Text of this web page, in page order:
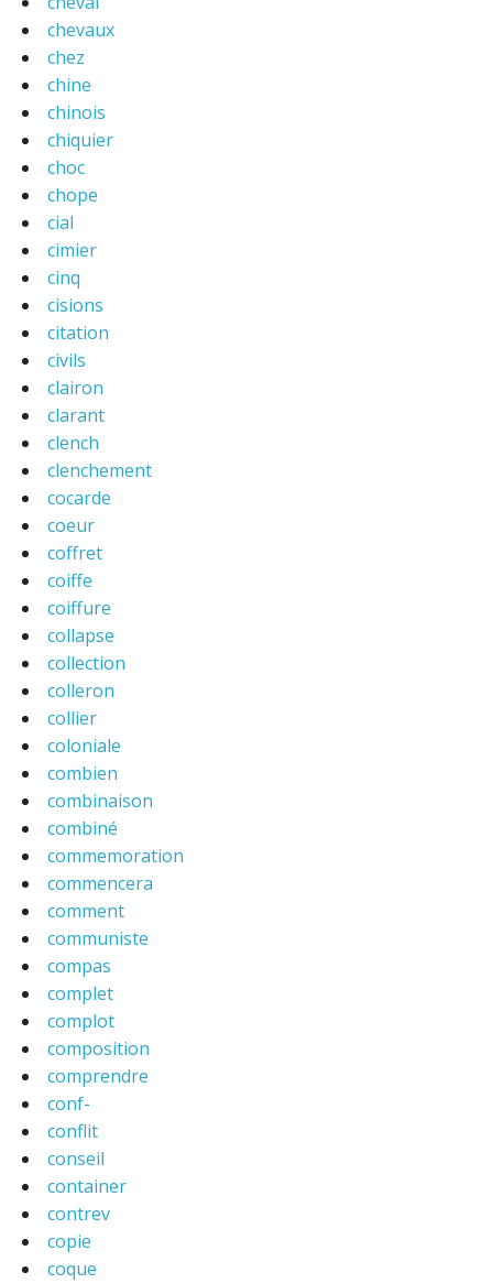
chevaux
chez
chine
chinois
chiquier
choc
chope
cial
cimier
cinq
cisions
citation
civils
clairon
clarant
clench
clenchement
cocarde
coeur
coffret
coiffe
coiffure
collapse
collection
colleron
collier
coloniale
combien
combinaison
combiné
commemoration
commencera
comment
communiste
compas
complet
complot
composition
comprendre
conf-
conflit
conseil
container
contrev
copie
coque